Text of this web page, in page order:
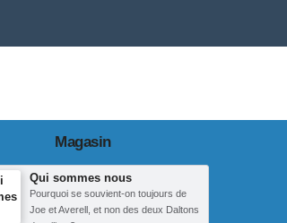
Magasin
Qui sommes nous
Pourquoi se souvient-on toujours de
Joe et Averell, et non des deux Daltons